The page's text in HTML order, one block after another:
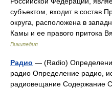
субъектом, входит в состав
округа, расположена в
Камы и ее правого притока
Википедия
Радио — (Radio)
радио Определение радио,
радиовещание Содержание